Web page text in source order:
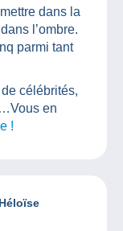
dans la
l’ombre.
parmi tant
célébrités,
en
!
Héloïse